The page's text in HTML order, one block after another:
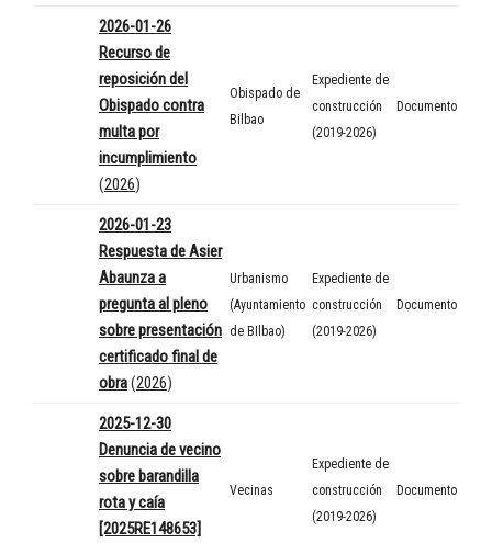
2026-01-26
Recurso de
reposición del
Obispado contra
multa por
incumplimiento
(2026)
Obispado de
Bilbao
Expediente de
construcción
(2019-2026)
Documento
2026-01-23
Respuesta de Asier
Abaunza a
pregunta al pleno
sobre presentación
certificado final de
obra(2026)
Urbanismo
(Ayuntamiento
de BIlbao)
Expediente de
construcción
(2019-2026)
Documento
2025-12-30
Denuncia de vecino
sobre barandilla
rota y caía
[2025RE148653]
Vecinas
Expediente de
construcción
(2019-2026)
Documento